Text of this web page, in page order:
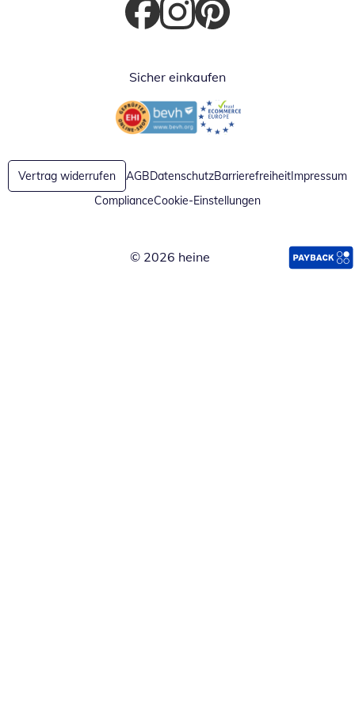
Öffnet in neuem Fenster
Öffnet in neuem Fenster
Öffnet in neuem Fenster
Sicher einkaufen
Öffnet in neuem FensterÖffnet in neuem Fenster
Vertrag widerrufen AGBDatenschutzBarrierefreiheitImpressum
ComplianceCookie-Einstellungen
© 2026 heine